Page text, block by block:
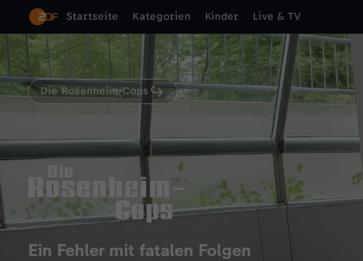
Startseite Kategorien Kinder Live & TV
Die Rosenheim-Cops
Ein Fehler mit fatalen Folgen